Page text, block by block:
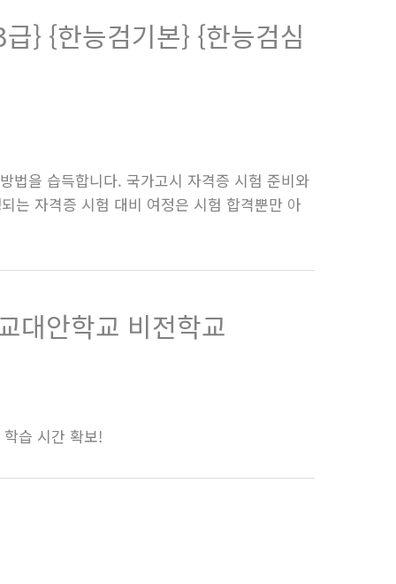
} {한능검기본} {한능검심
법을 습득합니다. 국가고시 자격증 시험 준비와
는 자격증 시험 대비 여정은 시험 합격뿐만 아
대안학교 비전학교
습 시간 확보!